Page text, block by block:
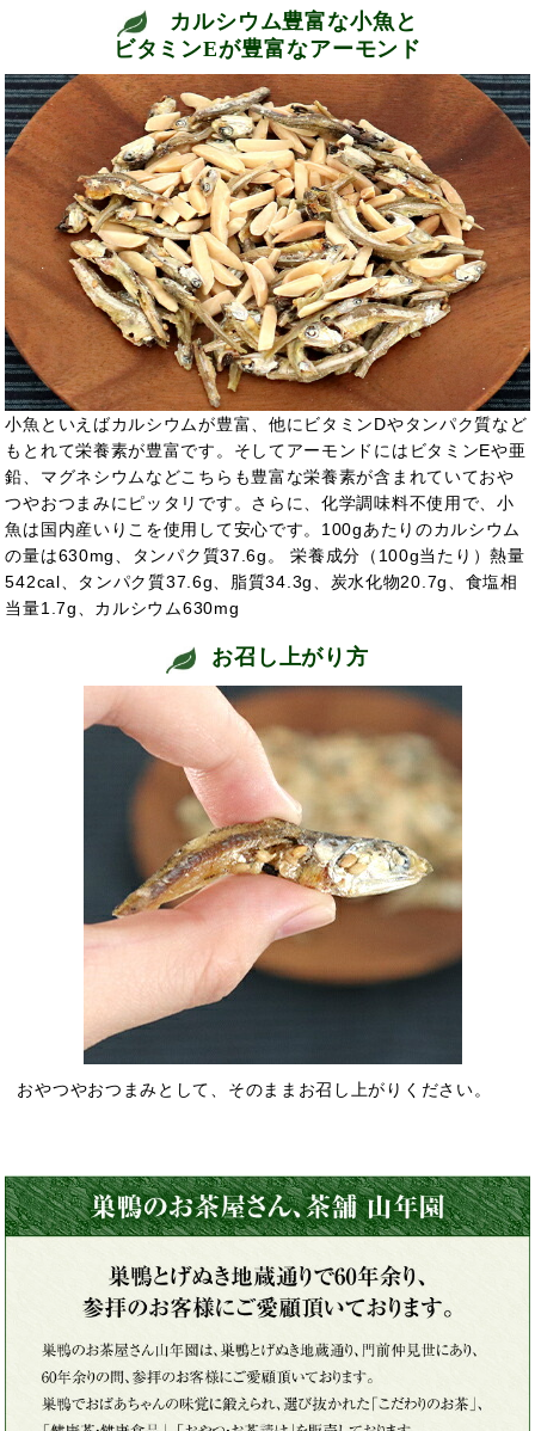
カルシウム豊富な小魚と
ビタミンEが豊富なアーモンド
小魚といえばカルシウムが豊富、他にビタミンDやタンパク質など
もとれて栄養素が豊富です。そしてアーモンドにはビタミンEや亜
鉛、マグネシウムなどこちらも豊富な栄養素が含まれていておや
つやおつまみにピッタリです。さらに、化学調味料不使用で、小
魚は国内産いりこを使用して安心です。100gあたりのカルシウム
の量は630mg、タンパク質37.6g。 栄養成分（100g当たり）熱量
542cal、タンパク質37.6g、脂質34.3g、炭水化物20.7g、食塩相
当量1.7g、カルシウム630mg
お召し上がり方
おやつやおつまみとして、そのままお召し上がりください。